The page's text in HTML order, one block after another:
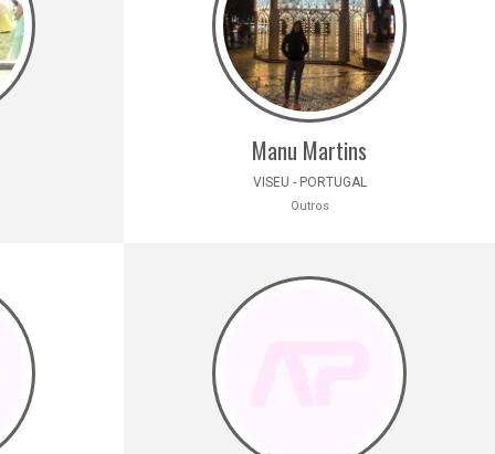
Manu Martins
VISEU - PORTUGAL
Outros